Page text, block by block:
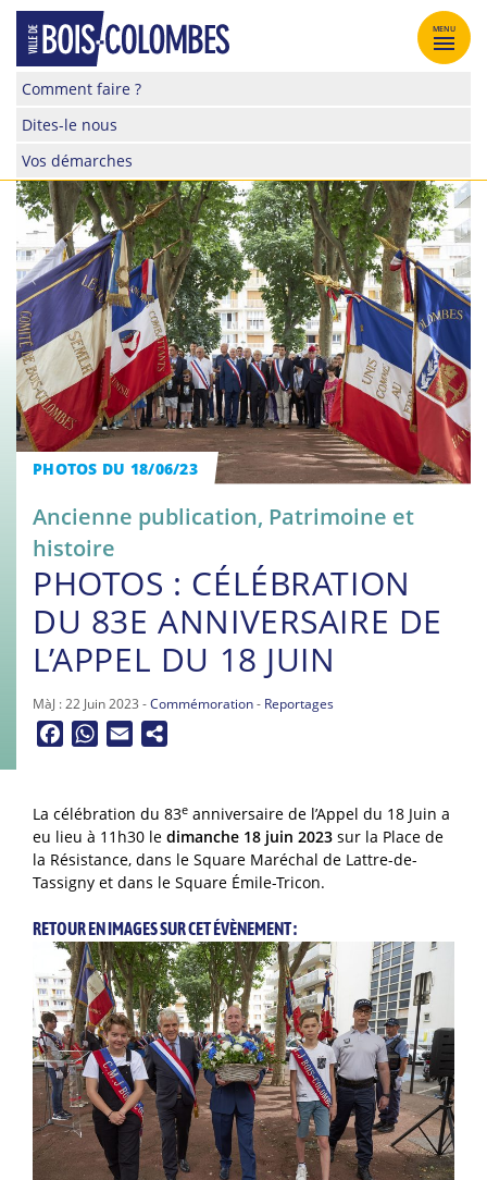
Skip
content
Site
de
la
de
Bois-
Colombes
Comment faire ?
Dites-le nous
Vos démarches
MENU
PHOTOS DU 18/06/23
Ancienne publication, Patrimoine et
histoire
PHOTOS : CÉLÉBRATION
DU 83E ANNIVERSAIRE DE
L’APPEL DU 18 JUIN
MàJ : 22 Juin 2023 -Commémoration- Reportages
FacebookWhatsApp
Email
La célébration du 83e anniversaire de l’Appel du 18 Juin a
eu lieu à 11h30 le dimanche 18 juin 2023 sur la Place de
la Résistance, dans le Square Maréchal de Lattre-de-
Tassigny et dans le Square Émile-Tricon.
RETOUR EN IMAGES SUR CET ÉVÈNEMENT :